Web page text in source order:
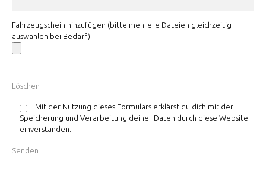
Fahrzeugschein hinzufügen (bitte mehrere Dateien gleichzeitig
auswählen bei Bedarf):
Mit der Nutzung dieses Formulars erklärst du dich mit der
Speicherung und Verarbeitung deiner Daten durch diese Website
einverstanden.